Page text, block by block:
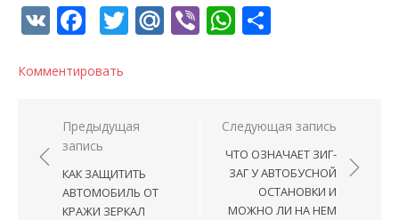
VK Facebook
Twitter
Mail.Ru
ViberWhatsApp
Комментировать
Навигация по записям
Предыдущая
запись
КАК ЗАЩИТИТЬ
АВТОМОБИЛЬ ОТ
КРАЖИ ЗЕРКАЛ
Следующая запись
ЧТО ОЗНАЧАЕТ ЗИГ-
ЗАГ У АВТОБУСНОЙ
ОСТАНОВКИ И
МОЖНО ЛИ НА НЕМ